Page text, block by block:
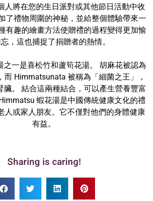
人將在您的生日派對或其他節日活動中收
了禮物周圍的神秘，並給整個體驗帶來一
有趣的繪畫方法使贈禮的過程變得更加愉
，這也捕捉了捐贈者的熱情。
之一是喜松竹和蘆筍花湯。 胡麻花被認為
而 Himmatsunata 被稱為「細菌之王」，
臟。 結合這兩種結合，可以產生營養豐富
蝦花湯是中國傳統健康文化的禮
人或家人朋友。它不僅對他們的身體健康
有益。
Sharing is caring!